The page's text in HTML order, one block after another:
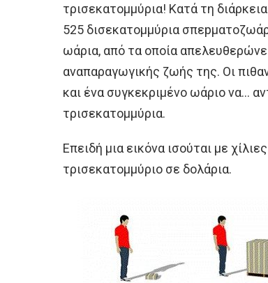
τρισεκατομμύρια! Κατά τη
525 δισεκατομμύρια
ωάρια, από τα οποία
αναπαραγωγικής ζωής της. Οι
και ένα συγκεκριμένο ωάριο να…
τρισεκατομμύρια.
Επειδή μια εικόνα ισούται με
τρισεκατομμύριο σε δολάρια.